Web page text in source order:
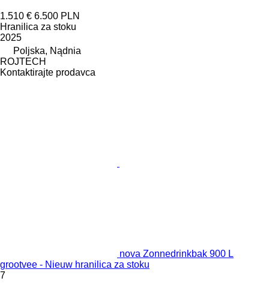
1.510 € 6.500 PLN
Hranilica za stoku
2025
Poljska, Nądnia
ROJTECH
Kontaktirajte prodavca
nova Zonnedrinkbak 900 L
grootvee - Nieuw hranilica za stoku
7